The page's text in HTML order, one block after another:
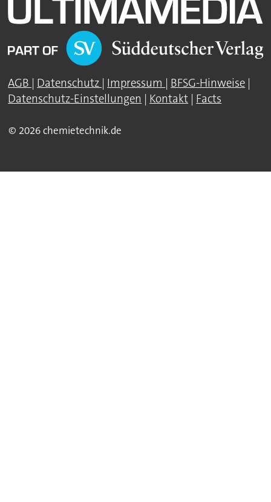
AGB | Datenschutz | Impressum | BFSG-Hinweise |
Datenschutz-Einstellungen | Kontakt | Facts
© 2026 chemietechnik.de